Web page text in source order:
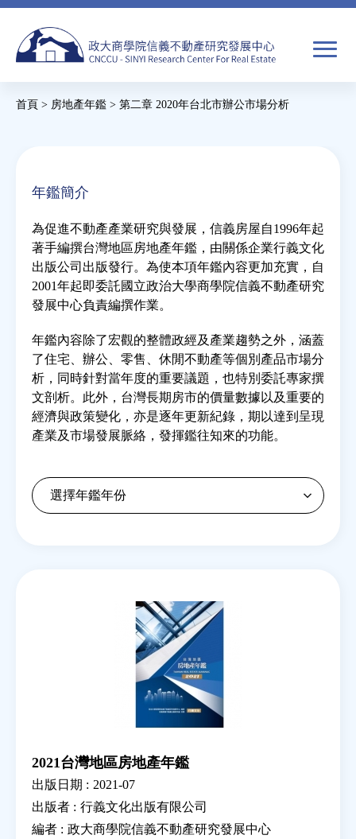
Jump
navigation
表
搜
焦點新聞
教育推廣
房市分析
研究獎勵
房地產年鑑
電子報
這
首頁 > 房地產年鑑 > 第二章 2020年台北市辦公市場分析
年鑑簡介
為促進不動產產業研究與發展，信義房屋自1996年起
著手編撰台灣地區房地產年鑑，由關係企業行義文化
出版公司出版發行。為使本項年鑑內容更加充實，自
2001年起即委託國立政治大學商學院信義不動產研究
發展中心負責編撰作業。
年鑑內容除了宏觀的整體政經及產業趨勢之外，涵蓋
了住宅、辦公、零售、休閒不動產等個別產品市場分
析，同時針對當年度的重要議題，也特別委託專家撰
文剖析。此外，台灣長期房市的價量數據以及重要的
經濟與政策變化，亦是逐年更新紀錄，期以達到呈現
產業及市場發展脈絡，發揮鑑往知來的功能。
2021台灣地區房地產年鑑
出版日期 : 2021-07
出版者 : 行義文化出版有限公司
編者 : 政大商學院信義不動產研究發展中心